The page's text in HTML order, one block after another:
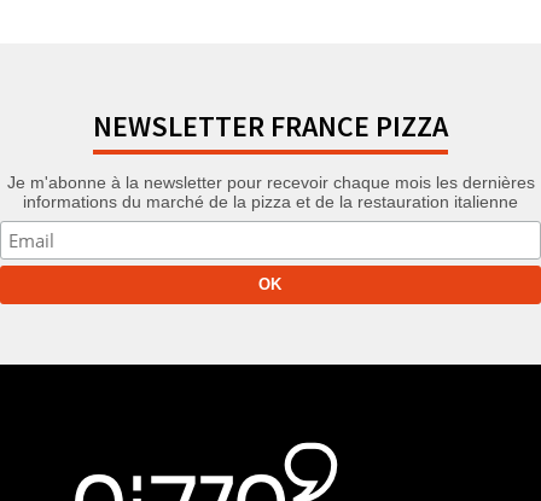
NEWSLETTER FRANCE PIZZA
Je m'abonne à la newsletter pour recevoir chaque mois les dernières
informations du marché de la pizza et de la restauration italienne